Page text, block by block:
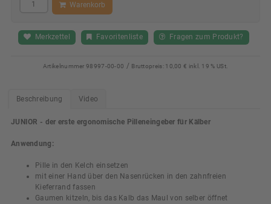
Warenkorb
Merkzettel Favoritenliste Fragen zum Produkt?
Artikelnummer98997-00-00 / Bruttopreis: 10,00 € inkl. 19 % USt.
Beschreibung Video
JUNIOR - der erste ergonomische Pilleneingeber für Kälber
Anwendung:
Pille in den Kelch einsetzen
mit einer Hand über den Nasenrücken in den zahnfreien
Kieferrand fassen
Gaumen kitzeln, bis das Kalb das Maul von selber öffnet